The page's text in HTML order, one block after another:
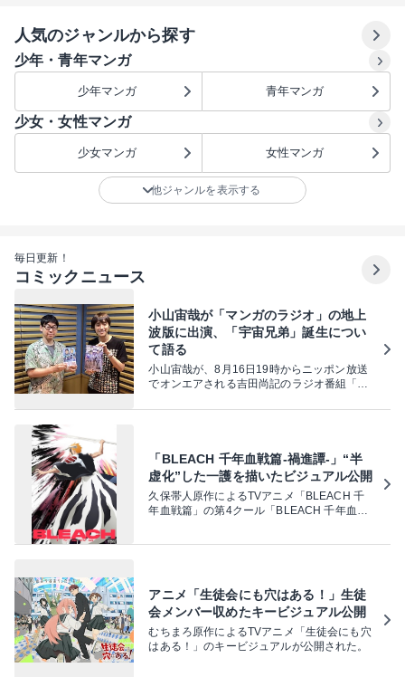
人気のジャンルから探す
少年・青年マンガ
少年マンガ 青年マンガ
少女・女性マンガ
少女マンガ 女性マンガ
他ジャンルを表示する
毎日更新！
コミックニュース
小山宙哉が「マンガのラジオ」の地上
波版に出演、「宇宙兄弟」誕生につい
て語る
小山宙哉が、8月16日19時からニッポン放送
でオンエアされる吉田尚記のラジオ番組「マ
by viviON」に出演する。
「BLEACH 千年血戦篇-禍進譚-」“半
虚化”した一護を描いたビジュアル公開
久保帯人原作によるTVアニメ「BLEACH 千
年血戦篇」の第4クール「BLEACH 千年血戦
アニメ「生徒会にも穴はある！」生徒
会メンバー収めたキービジュアル公開
むちまろ原作によるTVアニメ「生徒会にも穴
はある！」のキービジュアルが公開された。